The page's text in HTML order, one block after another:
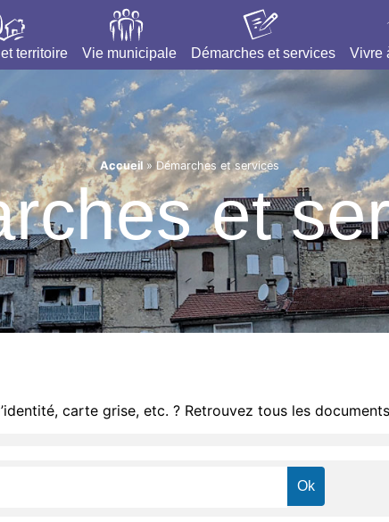
territoire
Vie municipale Démarches et services Vivre
Accueil»Démarches et services
et
carte grise, etc. ? Retrouvez tous les